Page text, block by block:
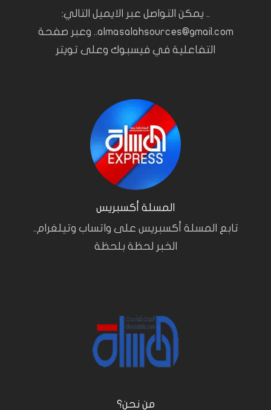
.. يمكن التواصل عبر الايميل التالي:
almasalahsources@gmail.com.. وعبر صفحة
التفاعلية في فيسبوك وعلى تويتر
المسلة أكسبريس
تابع المسلة أكسبريس على واتساب وتيلغرام..
الخبر لحظة بلحظة
من نحن؟